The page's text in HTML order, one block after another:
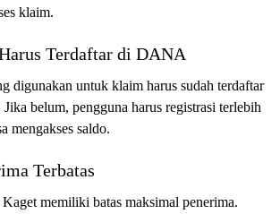
klaim.
Terdaftar di DANA
digunakan untuk klaim harus sudah terdaftar
belum, pengguna harus registrasi terlebih
mengakses saldo.
Terbatas
memiliki batas maksimal penerima.